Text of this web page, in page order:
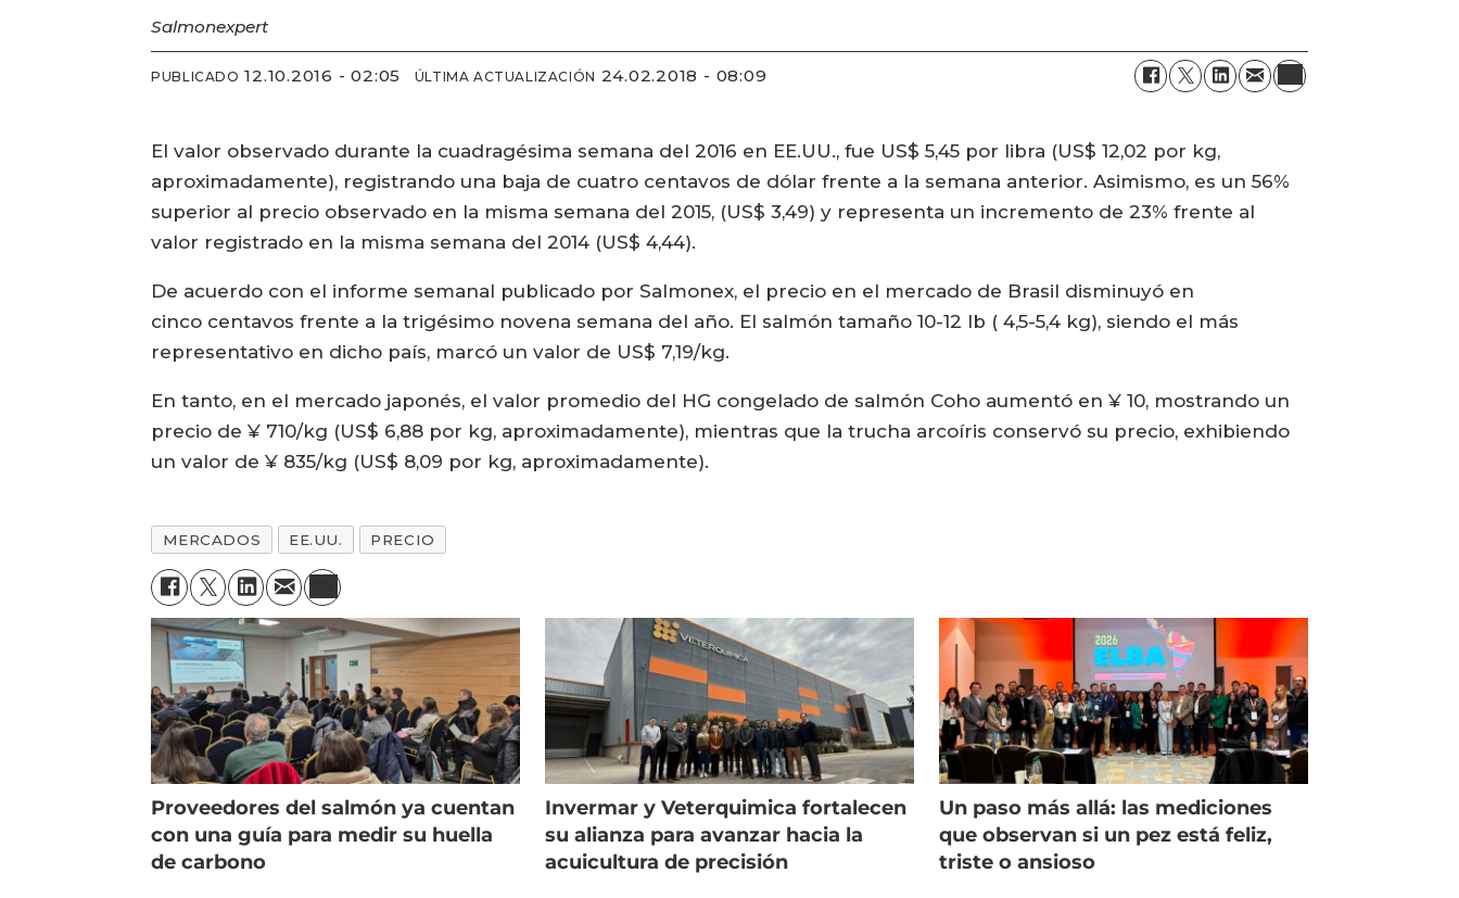
Salmonexpert
PUBLICADO 12.10.2016 - 02:05 ÚLTIMA ACTUALIZACIÓN 24.02.2018 - 08:09
El valor observado durante la cuadragésima semana del 2016 en EE.UU., fue US$ 5,45 por libra (US$ 12,02 por kg,
aproximadamente), registrando una baja de cuatro centavos de dólar frente a la semana anterior. Asimismo, es un 56%
superior al precio observado en la misma semana del 2015, (US$ 3,49) y representa un incremento de 23% frente al
valor registrado en la misma semana del 2014 (US$ 4,44).
De acuerdo con el informe semanal publicado por Salmonex, el precio en el mercado de Brasil disminuyó en
cinco centavos frente a la trigésimo novena semana del año. El salmón tamaño 10-12 lb ( 4,5-5,4 kg), siendo el más
representativo en dicho país, marcó un valor de US$ 7,19/kg.
En tanto, en el mercado japonés, el valor promedio del HG congelado de salmón Coho aumentó en ¥ 10, mostrando un
precio de ¥ 710/kg (US$ 6,88 por kg, aproximadamente), mientras que la trucha arcoíris conservó su precio, exhibiendo
un valor de ¥ 835/kg (US$ 8,09 por kg, aproximadamente).
MERCADOS EE.UU. PRECIO
Proveedores del salmón ya cuentan
con una guía para medir su huella
de carbono
Invermar y Veterquimica fortalecen
su alianza para avanzar hacia la
acuicultura de precisión
Un paso más allá: las mediciones
que observan si un pez está feliz,
triste o ansioso